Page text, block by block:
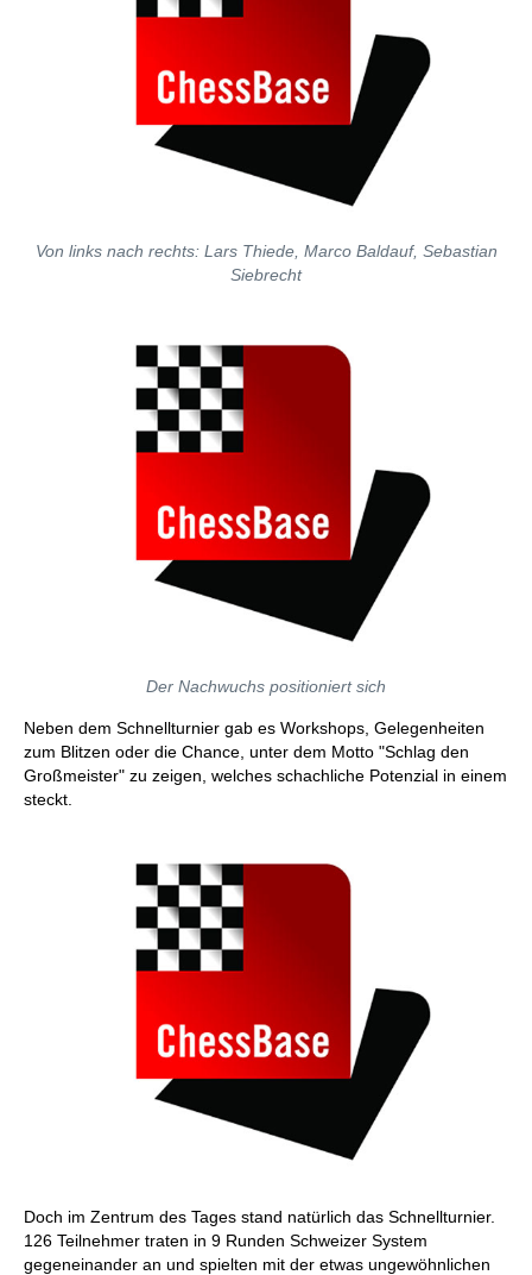
Von links nach rechts: Lars Thiede, Marco Baldauf, Sebastian
Siebrecht
Der Nachwuchs positioniert sich
Neben dem Schnellturnier gab es Workshops, Gelegenheiten
zum Blitzen oder die Chance, unter dem Motto "Schlag den
Großmeister" zu zeigen, welches schachliche Potenzial in einem
steckt.
Doch im Zentrum des Tages stand natürlich das Schnellturnier.
126 Teilnehmer traten in 9 Runden Schweizer System
gegeneinander an und spielten mit der etwas ungewöhnlichen